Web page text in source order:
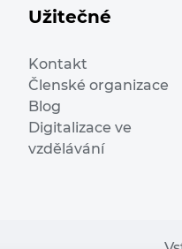
Užitečné
Kontakt
Členské organizace
Blog
Digitalizace ve
vzdělávání